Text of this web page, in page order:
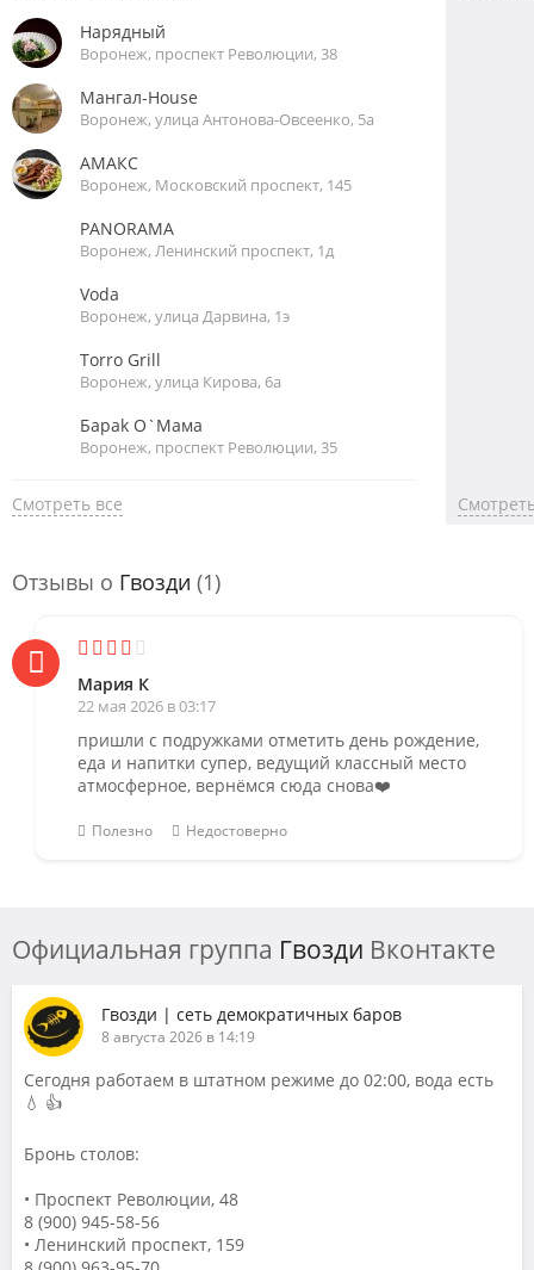
Нарядный
Воронеж, проспект Революции, 38
Мангал-House
Воронеж, улица Антонова-Овсеенко, 5а
АМАКС
Воронеж, Московский проспект, 145
PANORAMA
Воронеж, Ленинский проспект, 1д
Voda
Воронеж, улица Дарвина, 1э
Torro Grill
Воронеж, улица Кирова, 6а
Барak О`Мaмa
Воронеж, проспект Революции, 35
Смотреть все
Отзывы о Гвозди (1)
Мария К
22 мая 2026 в 03:17
пришли с подружками отметить день рождение,
еда и напитки супер, ведущий классный место
атмосферное, вернёмся сюда снова❤️
Полезно Недостоверно
Официальная группа Гвозди Вконтакте
Гвозди | сеть демократичных баров
8 августа 2026 в 14:19
Сегодня работаем в штатном режиме до 02:00, вода есть
💧 👍
Бронь столов:
• Проспект Революции, 48
8 (900) 945-58-56
• Ленинский проспект, 159